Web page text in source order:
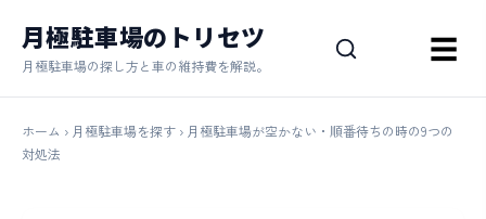
月極駐車場のトリセツ
月極駐車場の探し方と車の維持費を解説。 ☰
ホーム › 月極駐車場を探す › 月極駐車場が空かない・順番待ちの時の9つの
対処法